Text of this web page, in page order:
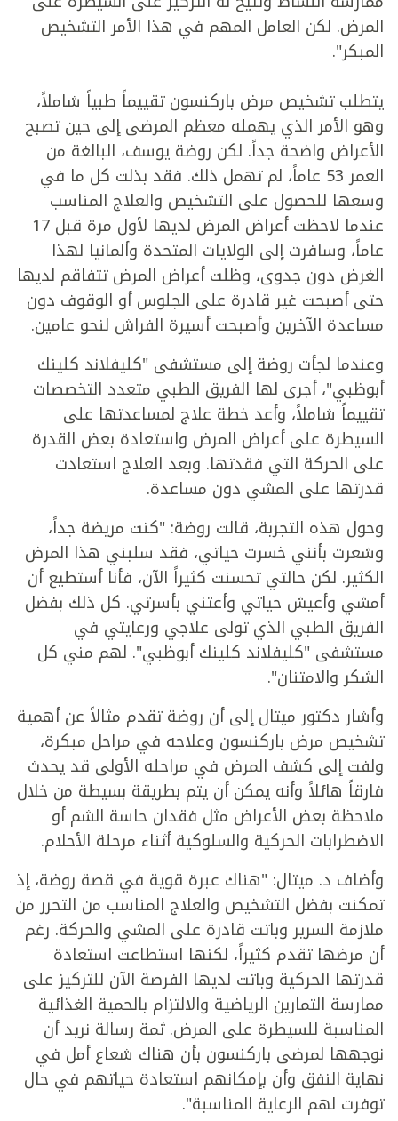
المرض. لكن العامل المهم في هذا الأمر التشخيص
المبكر".
يتطلب تشخيص مرض باركنسون تقييماً طبياً شاملاً،
وهو الأمر الذي يهمله معظم المرضى إلى حين تصبح
الأعراض واضحة جداً. لكن روضة يوسف، البالغة من
العمر 53 عاماً، لم تهمل ذلك. فقد بذلت كل ما في
وسعها للحصول على التشخيص والعلاج المناسب
عندما لاحظت أعراض المرض لديها لأول مرة قبل 17
عاماً، وسافرت إلى الولايات المتحدة وألمانيا لهذا
الغرض دون جدوى، وظلت أعراض المرض تتفاقم لديها
حتى أصبحت غير قادرة على الجلوس أو الوقوف دون
مساعدة الآخرين وأصبحت أسيرة الفراش لنحو عامين.
وعندما لجأت روضة إلى مستشفى "كليفلاند كلينك
أبوظبي"، أجرى لها الفريق الطبي متعدد التخصصات
تقييماً شاملاً، وأعد خطة علاج لمساعدتها على
السيطرة على أعراض المرض واستعادة بعض القدرة
على الحركة التي فقدتها. وبعد العلاج استعادت
قدرتها على المشي دون مساعدة.
وحول هذه التجربة، قالت روضة: "كنت مريضة جداً،
وشعرت بأنني خسرت حياتي، فقد سلبني هذا المرض
الكثير. لكن حالتي تحسنت كثيراً الآن، فأنا أستطيع أن
أمشي وأعيش حياتي وأعتني بأسرتي. كل ذلك بفضل
الفريق الطبي الذي تولى علاجي ورعايتي في
مستشفى "كليفلاند كلينك أبوظبي". لهم مني كل
الشكر والامتنان".
وأشار دكتور ميتال إلى أن روضة تقدم مثالاً عن أهمية
تشخيص مرض باركنسون وعلاجه في مراحل مبكرة،
ولفت إلى كشف المرض في مراحله الأولى قد يحدث
فارقاً هائلاً وأنه يمكن أن يتم بطريقة بسيطة من خلال
ملاحظة بعض الأعراض مثل فقدان حاسة الشم أو
الاضطرابات الحركية والسلوكية أثناء مرحلة الأحلام.
وأضاف د. ميتال: "هناك عبرة قوية في قصة روضة، إذ
تمكنت بفضل التشخيص والعلاج المناسب من التحرر من
ملازمة السرير وباتت قادرة على المشي والحركة. رغم
أن مرضها تقدم كثيراً، لكنها استطاعت استعادة
قدرتها الحركية وباتت لديها الفرصة الآن للتركيز على
ممارسة التمارين الرياضية والالتزام بالحمية الغذائية
المناسبة للسيطرة على المرض. ثمة رسالة نريد أن
نوجهها لمرضى باركنسون بأن هناك شعاع أمل في
نهاية النفق وأن بإمكانهم استعادة حياتهم في حال
توفرت لهم الرعاية المناسبة".